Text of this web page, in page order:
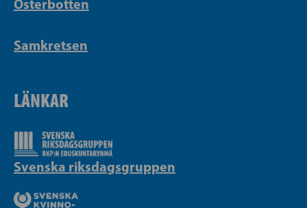
Österbotten
Samkretsen
LÄNKAR
Svenska riksdagsgruppen